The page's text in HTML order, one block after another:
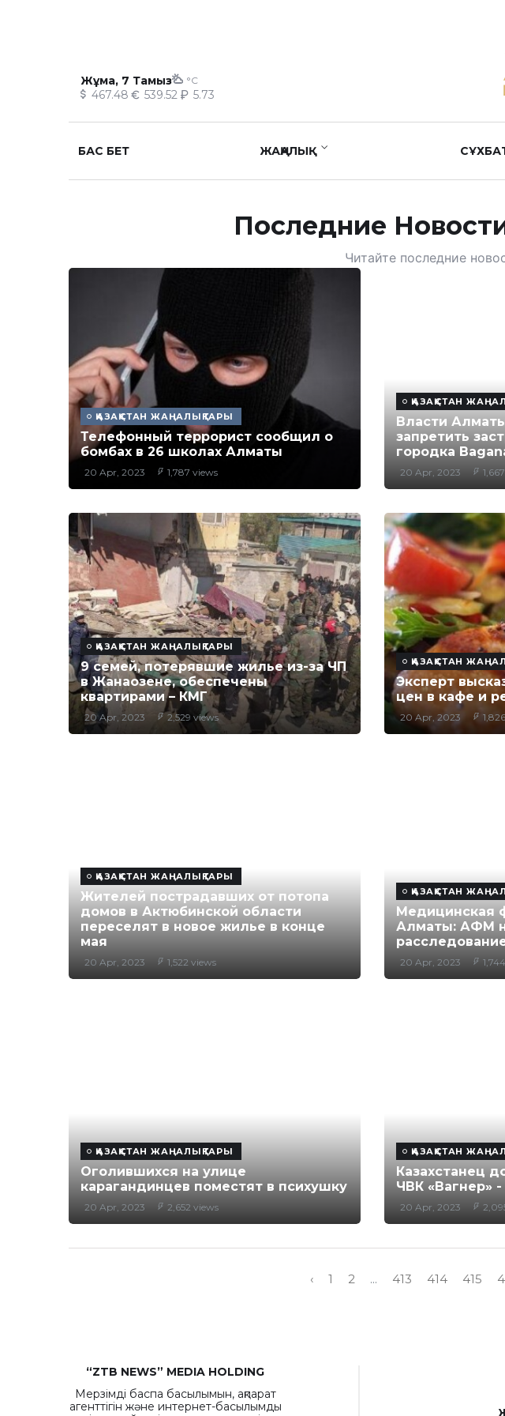
Жұма, 7 Тамыз °C
467.48 539.52 5.73
БАС БЕТ ЖАҢАЛЫҚ
Последние
Читайте последние
ҚАЗАҚСТАН ЖАҢАЛЫҚТАРЫ
Телефонный террорист сообщил о
бомбах в 26 школах Алматы
20 Apr, 2023 1,787 views
ҚАЗАҚСТАН
Власти
запретить
городка
20 Apr, 2023
ҚАЗАҚСТАН ЖАҢАЛЫҚТАРЫ
9 семей, потерявшие жилье из-за ЧП
в Жанаозене, обеспечены
квартирами – КМГ
20 Apr, 2023 2,529 views
ҚАЗАҚСТАН
Эксперт
цен в кафе и
20 Apr, 2023
ҚАЗАҚСТАН ЖАҢАЛЫҚТАРЫ
Жителей пострадавших от потопа
домов в Актюбинской области
переселят в новое жилье в конце
мая
20 Apr, 2023 1,522 views
ҚАЗАҚСТАН
Медицинская
Алматы: АФМ
20 Apr, 2023
ҚАЗАҚСТАН ЖАҢАЛЫҚТАРЫ
Оголившихся на улице
карагандинцев поместят в психушку
20 Apr, 2023 2,652 views
ҚАЗАҚСТАН
Казахстанец
ЧВК «Вагнер»
20 Apr, 2023
‹ 1 2 ... 413 414 415
“ZTB NEWS” MEDIA HOLDING
Мерзімді баспа басылымын, ақпарат
агенттігін және интернет-басылымды